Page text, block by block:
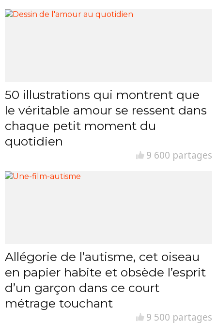
50 illustrations qui montrent que
le véritable amour se ressent dans
chaque petit moment du
quotidien
9 600 partages
Allégorie de l’autisme, cet oiseau
en papier habite et obsède l’esprit
d’un garçon dans ce court
métrage touchant
9 500 partages